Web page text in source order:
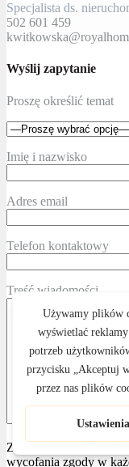
Specjalista ds.
502 601 459
Wyślij zapytanie
Proszę określić temat
Imię i nazwisko
Adres email
Telefon kontaktowy
Treść wiadomości
ZAMAWIAJĄCY,
wycofania zgody w